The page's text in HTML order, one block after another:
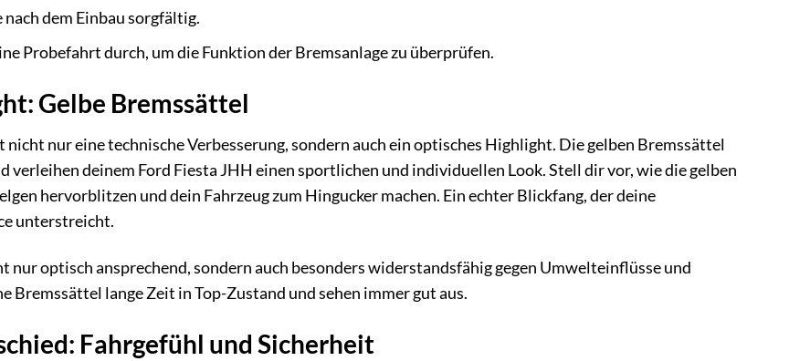
dem Einbau sorgfältig.
Probefahrt durch, um die Funktion der Bremsanlage zu überprüfen.
Gelbe Bremssättel
nicht nur eine technische Verbesserung, sondern auch ein optisches Highlight. Die gelben Bremssättel
verleihen deinem Ford Fiesta JHH einen sportlichen und individuellen Look. Stell dir vor, wie die gelben
hervorblitzen und dein Fahrzeug zum Hingucker machen. Ein echter Blickfang, der deine
unterstreicht.
nur optisch ansprechend, sondern auch besonders widerstandsfähig gegen Umwelteinflüsse und
Bremssättel lange Zeit in Top-Zustand und sehen immer gut aus.
Fahrgefühl und Sicherheit